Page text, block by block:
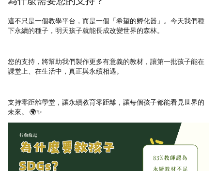
這不只是一個教學平台，而是一個「希望的孵化器」。今天我們種
下永續的種子，明天孩子就能長成改變世界的森林。
您的支持，將幫助我們製作更多有意義的教材，讓第一批孩子能在
課堂上、在生活中，真正與永續相遇。
支持零距離學堂，讓永續教育零距離，讓每個孩子都能看見世界的
未來。 🌍✨